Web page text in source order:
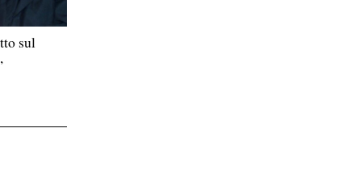
sul